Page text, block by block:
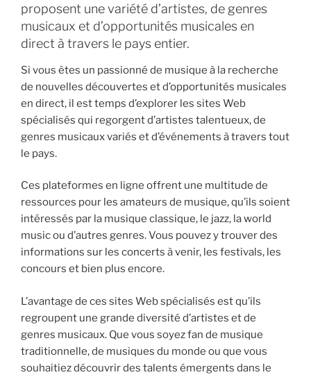
proposent une variété d’artistes, de genres
musicaux et d’opportunités musicales en
direct à travers le pays entier.
Si vous êtes un passionné de musique à la recherche
de nouvelles découvertes et d’opportunités musicales
en direct, il est temps d’explorer les sites Web
spécialisés qui regorgent d’artistes talentueux, de
genres musicaux variés et d’événements à travers tout
le pays.
Ces plateformes en ligne offrent une multitude de
ressources pour les amateurs de musique, qu’ils soient
intéressés par la musique classique, le jazz, la world
music ou d’autres genres. Vous pouvez y trouver des
informations sur les concerts à venir, les festivals, les
concours et bien plus encore.
L’avantage de ces sites Web spécialisés est qu’ils
regroupent une grande diversité d’artistes et de
genres musicaux. Que vous soyez fan de musique
traditionnelle, de musiques du monde ou que vous
souhaitiez découvrir des talents émergents dans le